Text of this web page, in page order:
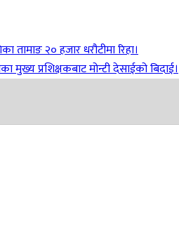
तामाङ २० हजार धरौटीमा रिहा।
मुख्य प्रशिक्षकबाट मोन्टी देसाईको बिदाई।